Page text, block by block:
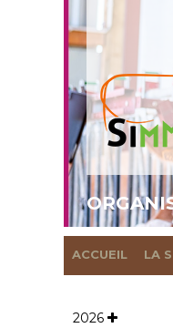
ACCUEIL LA
2026